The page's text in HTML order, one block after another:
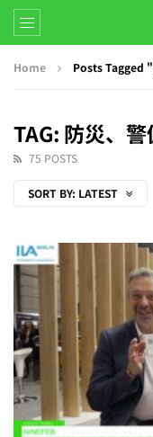
Home Posts Tagged
TAG: 防災、
75 POSTS
SORT BY: LATEST